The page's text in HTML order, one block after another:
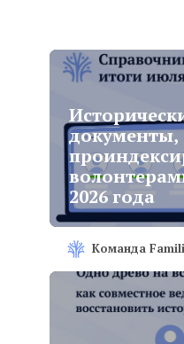
документы,
2026 года
Команда